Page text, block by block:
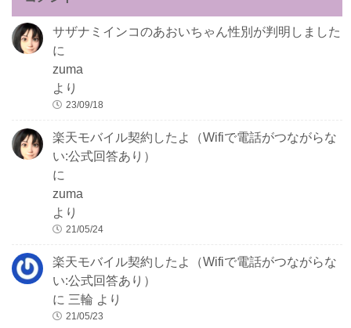
サザナミインコのあおいちゃん性別が判明しました
に
zuma
より
23/09/18
楽天モバイル契約したよ（Wifiで電話がつながらな
い:公式回答あり）
に
zuma
より
21/05/24
楽天モバイル契約したよ（Wifiで電話がつながらな
い:公式回答あり）
に三輪 より
21/05/23